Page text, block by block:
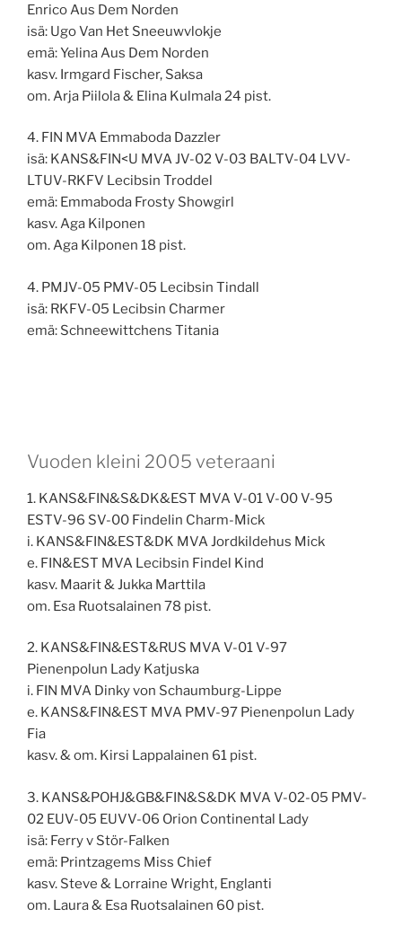
Enrico Aus Dem Norden
isä: Ugo Van Het Sneeuwvlokje
emä: Yelina Aus Dem Norden
kasv. Irmgard Fischer, Saksa
om. Arja Piilola & Elina Kulmala 24 pist.
4. FIN MVA Emmaboda Dazzler
isä: KANS&FIN<U MVA JV-02 V-03 BALTV-04 LVV-
LTUV-RKFV Lecibsin Troddel
emä: Emmaboda Frosty Showgirl
kasv. Aga Kilponen
om. Aga Kilponen 18 pist.
4. PMJV-05 PMV-05 Lecibsin Tindall
isä: RKFV-05 Lecibsin Charmer
emä: Schneewittchens Titania
Vuoden kleini 2005 veteraani
1. KANS&FIN&S&DK&EST MVA V-01 V-00 V-95
ESTV-96 SV-00 Findelin Charm-Mick
i. KANS&FIN&EST&DK MVA Jordkildehus Mick
e. FIN&EST MVA Lecibsin Findel Kind
kasv. Maarit & Jukka Marttila
om. Esa Ruotsalainen 78 pist.
2. KANS&FIN&EST&RUS MVA V-01 V-97
Pienenpolun Lady Katjuska
i. FIN MVA Dinky von Schaumburg-Lippe
e. KANS&FIN&EST MVA PMV-97 Pienenpolun Lady
Fia
kasv. & om. Kirsi Lappalainen 61 pist.
3. KANS&POHJ&GB&FIN&S&DK MVA V-02-05 PMV-
02 EUV-05 EUVV-06 Orion Continental Lady
isä: Ferry v Stör-Falken
emä: Printzagems Miss Chief
kasv. Steve & Lorraine Wright, Englanti
om. Laura & Esa Ruotsalainen 60 pist.